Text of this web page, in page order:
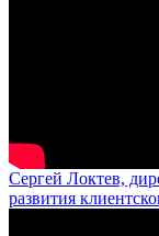
Сергей Локтев,
развития